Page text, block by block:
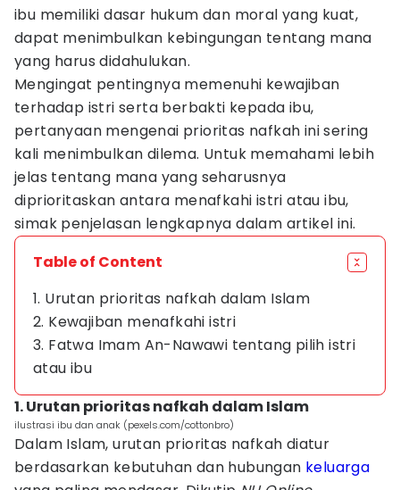
ibu memiliki dasar hukum dan moral yang kuat,
dapat menimbulkan kebingungan tentang mana
yang harus didahulukan.
Mengingat pentingnya memenuhi kewajiban
terhadap istri serta berbakti kepada ibu,
pertanyaan mengenai prioritas nafkah ini sering
kali menimbulkan dilema. Untuk memahami lebih
jelas tentang mana yang seharusnya
diprioritaskan antara menafkahi istri atau ibu,
simak penjelasan lengkapnya dalam artikel ini.
Table of Content
1. Urutan prioritas nafkah dalam Islam
2. Kewajiban menafkahi istri
3. Fatwa Imam An-Nawawi tentang pilih istri
atau ibu
1. Urutan prioritas nafkah dalam Islam
ilustrasi ibu dan anak (pexels.com/cottonbro)
Dalam Islam, urutan prioritas nafkah diatur
berdasarkan kebutuhan dan hubungan keluarga